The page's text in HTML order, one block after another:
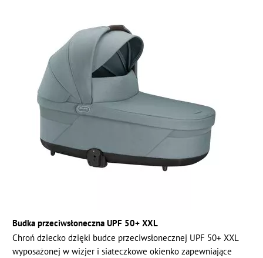
Budka przeciwsłoneczna UPF 50+ XXL
Chroń dziecko dzięki budce przeciwsłonecznej UPF 50+ XXL
wyposażonej w wizjer i siateczkowe okienko zapewniające